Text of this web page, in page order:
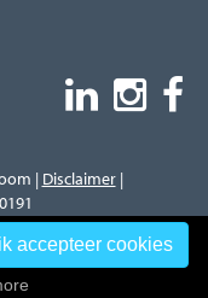
| Disclaimer|
accepteer cookies